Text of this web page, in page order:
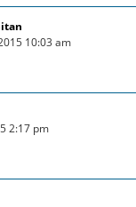
10:03 am
2:17 pm